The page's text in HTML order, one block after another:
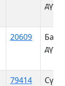
20609
79414